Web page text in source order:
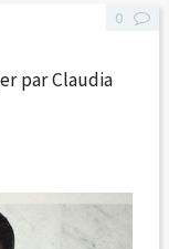
par Claudia
0